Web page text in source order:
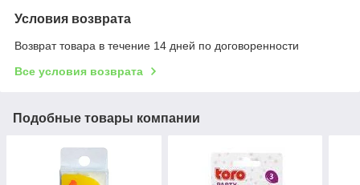
Условия возврата
Возврат товара в течение 14 дней по договоренности
Все условия возврата
Подобные товары компании